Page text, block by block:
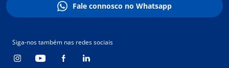
Fale connosco no Whatsapp
Siga-nos também nas redes sociais